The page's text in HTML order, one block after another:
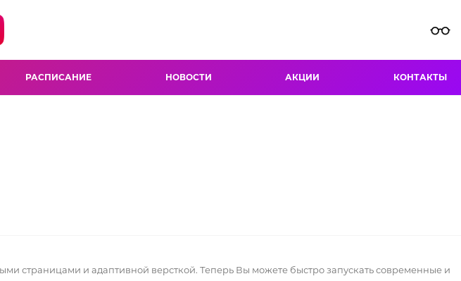
РАСПИСАНИЕ НОВОСТИ АКЦИИ КОНТАКТЫ
страницами и адаптивной версткой. Теперь Вы можете быстро запускать современные и